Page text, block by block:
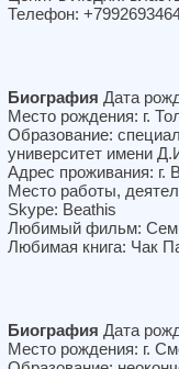
Телефон:
Биография Дата
Место рождения: г.
Образование:
университет имени
Адрес проживания: г.
Место работы,
Skype: Beathis
Любимый фильм:
Любимая книга: Чак
Биография Дата
Место рождения: г.